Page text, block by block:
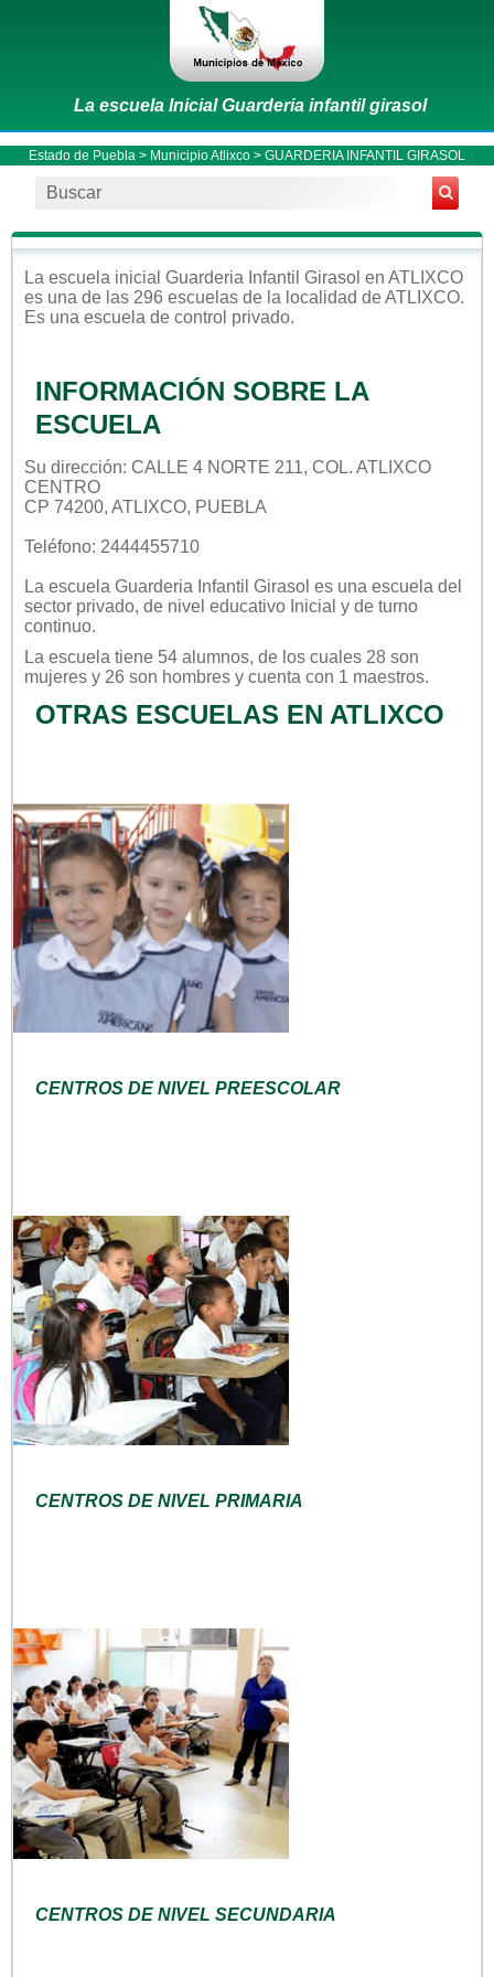
La escuela Inicial Guarderia infantil girasol
Estado de Puebla > Municipio Atlixco > GUARDERIA INFANTIL GIRASOL
La escuela inicial Guarderia Infantil Girasol en ATLIXCO
es una de las 296 escuelas de la localidad deATLIXCO.
Es una escuela de control privado.
INFORMACIÓN SOBRE LA
ESCUELA
Su dirección: CALLE 4 NORTE 211, COL. ATLIXCO
CENTRO
CP 74200, ATLIXCO, PUEBLA
Teléfono: 2444455710
La escuela Guarderia Infantil Girasol es una escuela del
sector privado, de nivel educativo Inicial y de turno
continuo.
La escuela tiene 54 alumnos, de los cuales 28 son
mujeres y 26 son hombres y cuenta con 1 maestros.
OTRAS ESCUELAS EN ATLIXCO
CENTROS DE NIVEL PREESCOLAR
CENTROS DE NIVEL PRIMARIA
CENTROS DE NIVEL SECUNDARIA